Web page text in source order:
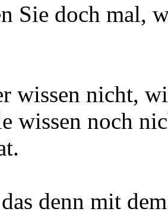
Sie doch mal,
wissen nicht,
wissen noch
denn mit